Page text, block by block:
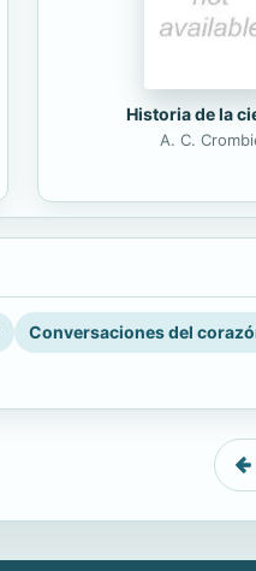
Historia de la
A. C.
Conversaciones del